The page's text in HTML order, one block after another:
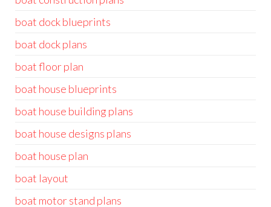
boat dock blueprints
boat dock plans
boat floor plan
boat house blueprints
boat house building plans
boat house designs plans
boat house plan
boat layout
boat motor stand plans